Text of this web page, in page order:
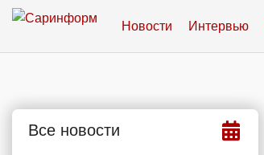
Новости Интервью
Все новости